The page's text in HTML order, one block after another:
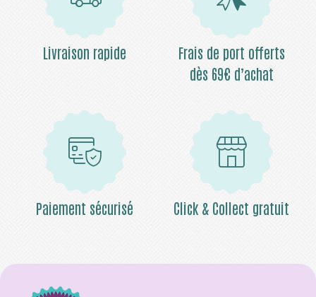
Livraison rapide
Frais de port offerts
dès 69€ d’achat
Paiement sécurisé Click & Collect gratuit